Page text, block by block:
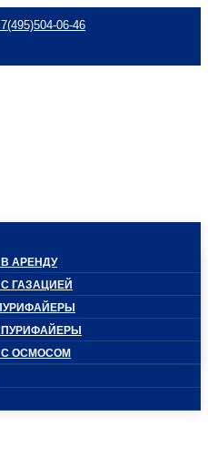
06-46
АРЕНДУ
ГАЗАЦИЕЙ
ОСМОСОМ